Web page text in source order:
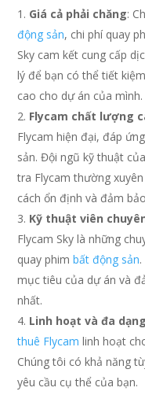
Giá cả phải chăng:
động sản, chi phí quay
Sky cam kết cung cấp
lý để bạn có thể tiết
cao cho dự án của mình.
Flycam chất lượng
Flycam hiện đại, đáp
sản. Đội ngũ kỹ thuật
tra Flycam thường
cách ổn định và đảm
Kỹ thuật viên
Flycam Sky là những
quay phimbất động sản
mục tiêu của dự án và
nhất.
Linh hoạt và đa dạng
thuê Flycam linh hoạt
Chúng tôi có khả năng
yêu cầu cụ thể của bạn.